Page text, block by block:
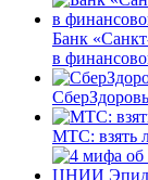
Банк
в
МТС: взять